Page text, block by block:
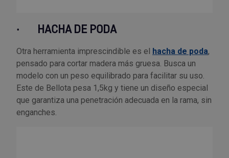
· HACHA DE PODA
Otra herramienta imprescindible es el hacha de poda,
pensado para cortar madera más gruesa. Busca un
modelo con un peso equilibrado para facilitar su uso.
Este de Bellota pesa 1,5kg y tiene un diseño especial
que garantiza una penetración adecuada en la rama, sin
enganches.